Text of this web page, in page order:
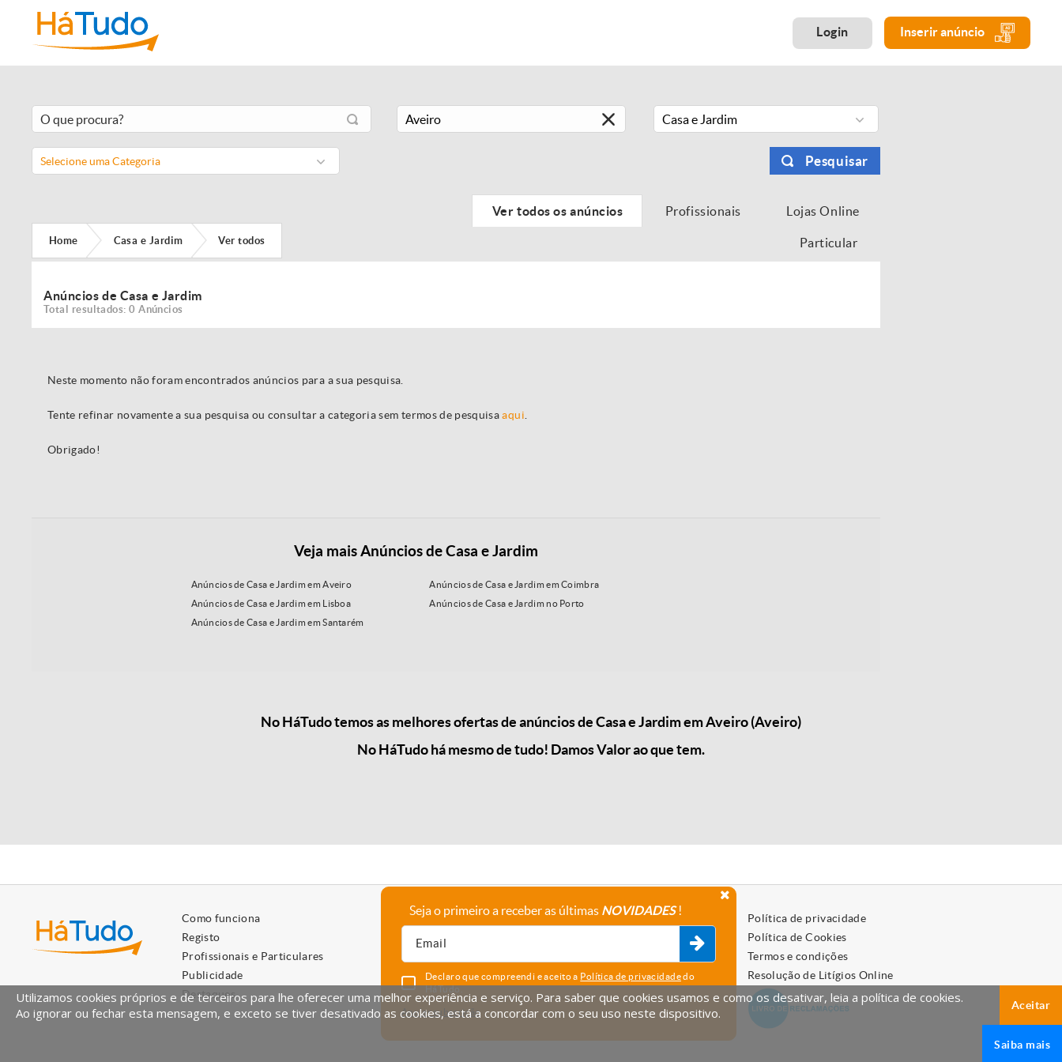
Login Inserir anúncio
Casa e Jardim
Selecione uma Categoria Pesquisar
Home Casa e Jardim Ver todos
Ver todos os anúncios Profissionais Lojas Online
Particular
Anúncios de Casa e Jardim
Total resultados: 0 Anúncios
Neste momento não foram encontrados anúncios para a sua pesquisa.
Tente refinar novamente a sua pesquisa ou consultar a categoria sem termos de pesquisaaqui
Obrigado!
Veja mais Anúncios de Casa e Jardim
Anúncios de Casa e Jardim em Aveiro
Anúncios de Casa e Jardim em Coimbra
Anúncios de Casa e Jardim em Lisboa
Anúncios de Casa e Jardim no Porto
Anúncios de Casa e Jardim em Santarém
No HáTudo temos as melhores ofertas de anúncios de Casa e Jardim em Aveiro (Aveiro)
No HáTudo há mesmo de tudo! Damos Valor ao que tem.
Como funciona
Registo
Profissionais e Particulares
Publicidade
Destaques
A empresa
Parceiros
Política de privacidade
Política de Cookies
Termos e condições
Resolução de Litígios Online
Seja o primeiro a receber as últimas NOVIDADES!
Declaro que compreendi e aceito a Política de privacidadedo
HáTudo.
Anular subscrição
Utilizamos cookies próprios e de terceiros para lhe oferecer uma melhor experiência e serviço. Para saber que cookies usamos e como os desativar, leia a política de cookies.
Ao ignorar ou fechar esta mensagem, e exceto se tiver desativado as cookies, está a concordar com o seu uso neste dispositivo.
Aceitar
Saiba mais